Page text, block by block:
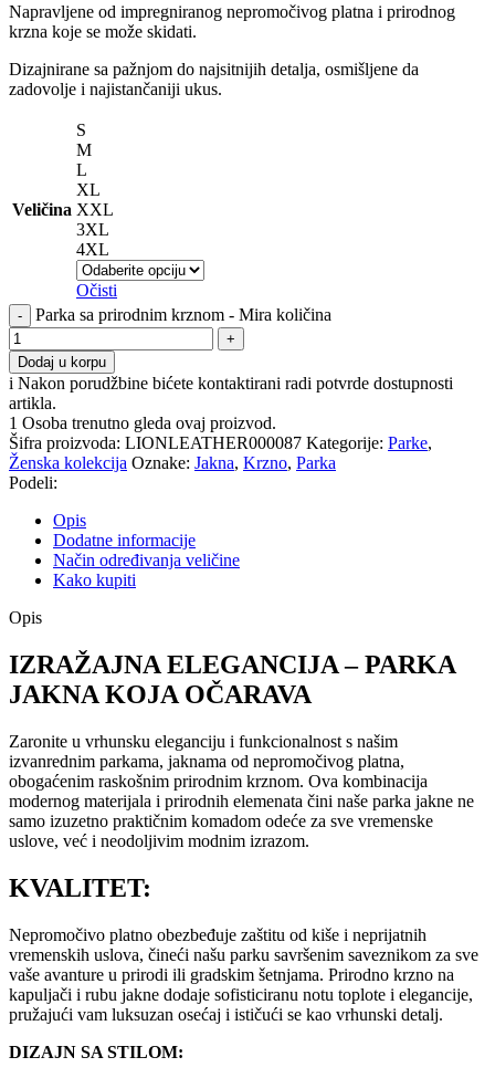
Napravljene od impregniranog nepromočivog platna i prirodnog
krzna koje se može skidati.
Dizajnirane sa pažnjom do najsitnijih detalja, osmišljene da
zadovolje i najistančaniji ukus.
Veličina
S
M
L
XL
XXL
3XL
4XL
Očisti
Parka sa prirodnim krznom - Mira količina
Dodaj u korpu
i Nakon porudžbine bićete kontaktirani radi potvrde dostupnosti
artikla.
1 Osoba trenutno gleda ovaj proizvod.
Šifra proizvoda: LIONLEATHER000087 Kategorije: Parke,
Ženska kolekcija Oznake: Jakna, Krzno, Parka
Podeli:
Opis
Dodatne informacije
Način određivanja veličine
Kako kupiti
Opis
IZRAŽAJNA ELEGANCIJA – PARKA
JAKNA KOJA OČARAVA
Zaronite u vrhunsku eleganciju i funkcionalnost s našim
izvanrednim parkama, jaknama od nepromočivog platna,
obogaćenim raskošnim prirodnim krznom. Ova kombinacija
modernog materijala i prirodnih elemenata čini naše parka jakne ne
samo izuzetno praktičnim komadom odeće za sve vremenske
uslove, već i neodoljivim modnim izrazom.
KVALITET:
Nepromočivo platno obezbeđuje zaštitu od kiše i neprijatnih
vremenskih uslova, čineći našu parku savršenim saveznikom za sve
vaše avanture u prirodi ili gradskim šetnjama. Prirodno krzno na
kapuljači i rubu jakne dodaje sofisticiranu notu toplote i elegancije,
pružajući vam luksuzan osećaj i ističući se kao vrhunski detalj.
DIZAJN SA STILOM: